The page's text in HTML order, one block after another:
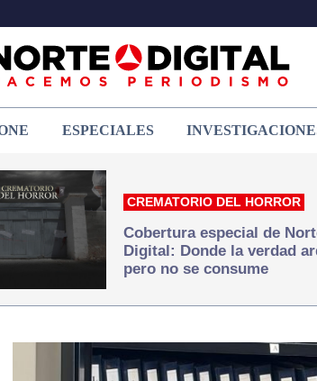
periodismo
ESPECIALES
CREMATORIO DEL HORROR
Cobertura especial de
Digital: Donde la verdad
pero no se consume